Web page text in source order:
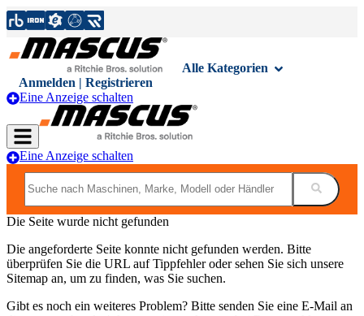
Alle Kategorien
Anmelden | Registrieren
Eine Anzeige schalten
Eine Anzeige schalten
Die Seite wurde nicht gefunden
Die angeforderte Seite konnte nicht gefunden werden. Bitte
überprüfen Sie die URL auf Tippfehler oder sehen Sie sich unsere
Sitemap an, um zu finden, was Sie suchen.
Gibt es noch ein weiteres Problem? Bitte senden Sie eine E-Mail an